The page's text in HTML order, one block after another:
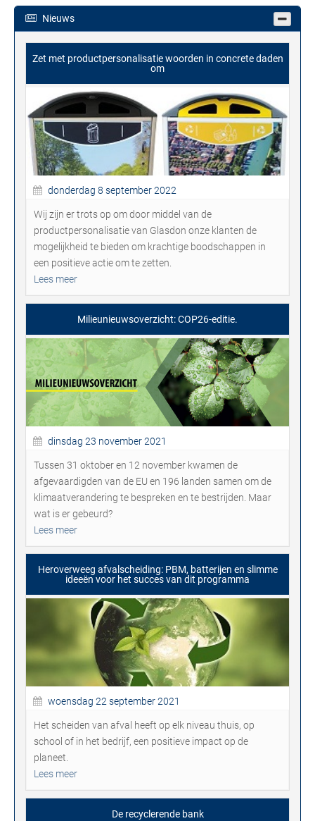
Nieuws
Zet met productpersonalisatie woorden in concrete daden
om
donderdag 8 september 2022
Wij zijn er trots op om door middel van de
productpersonalisatie van Glasdon onze klanten de
mogelijkheid te bieden om krachtige boodschappen in
een positieve actie om te zetten.
Lees meer
Milieunieuwsoverzicht: COP26-editie.
dinsdag 23 november 2021
Tussen 31 oktober en 12 november kwamen de
afgevaardigden van de EU en 196 landen samen om de
klimaatverandering te bespreken en te bestrijden. Maar
wat is er gebeurd?
Lees meer
Heroverweeg afvalscheiding: PBM, batterijen en slimme
ideeën voor het succes van dit programma
woensdag 22 september 2021
Het scheiden van afval heeft op elk niveau thuis, op
school of in het bedrijf, een positieve impact op de
planeet.
Lees meer
De recyclerende bank